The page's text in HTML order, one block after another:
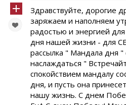
Здравствуйте, дорогие
заряжаем и наполняем
радостью и энергией
дня нашей жизни - для
рассылка " Мандала дня
наслаждаться "
спокойствием мандалу
дня, и пусть она
нашу жизнь. C днем